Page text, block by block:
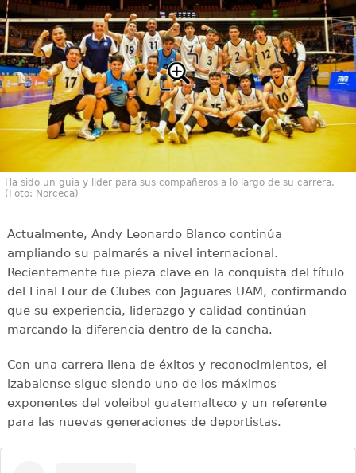
Ha sido un guía y líder para sus compañeros a lo largo de su carrera.
(Foto: Norceca)
Actualmente, Andy Leonardo Blanco continúa
ampliando su palmarés a nivel internacional.
Recientemente fue pieza clave en la conquista del título
del Final Four de Clubes con Jaguares UAM, confirmando
que su experiencia, liderazgo y calidad continúan
marcando la diferencia dentro de la cancha.
Con una carrera llena de éxitos y reconocimientos, el
izabalense sigue siendo uno de los máximos
exponentes del voleibol guatemalteco y un referente
para las nuevas generaciones de deportistas.